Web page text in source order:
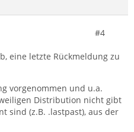
#4
eine letzte Rückmeldung zu
vorgenommen und u.a.
Distribution nicht gibt
sind (z.B. .lastpast), aus der